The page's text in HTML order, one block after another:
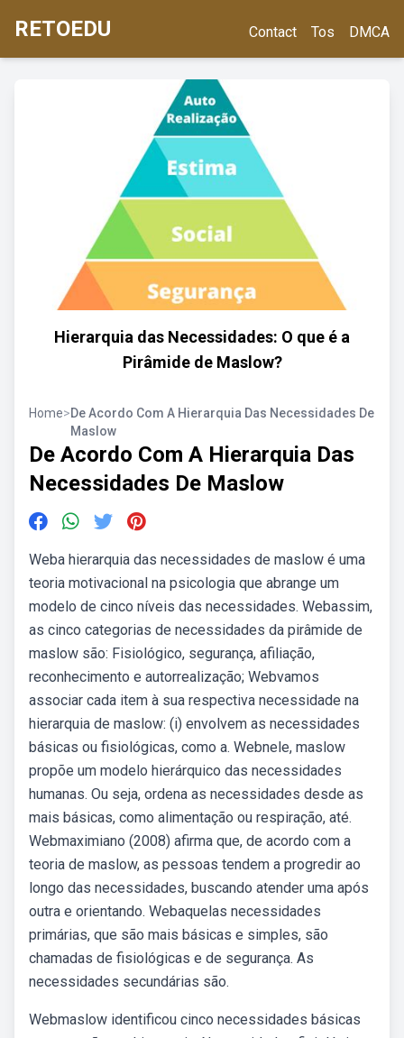
RETOEDU Contact Tos DMCA
Hierarquia das Necessidades: O que é a
Pirâmide de Maslow?
Home>De Acordo Com A Hierarquia Das Necessidades De
Maslow
De Acordo Com A Hierarquia Das
Necessidades De Maslow
Weba hierarquia das necessidades de maslow é uma
teoria motivacional na psicologia que abrange um
modelo de cinco níveis das necessidades. Webassim,
as cinco categorias de necessidades da pirâmide de
maslow são: Fisiológico, segurança, afiliação,
reconhecimento e autorrealização; Webvamos
associar cada item à sua respectiva necessidade na
hierarquia de maslow: (i) envolvem as necessidades
básicas ou fisiológicas, como a. Webnele, maslow
propõe um modelo hierárquico das necessidades
humanas. Ou seja, ordena as necessidades desde as
mais básicas, como alimentação ou respiração, até.
Webmaximiano (2008) afirma que, de acordo com a
teoria de maslow, as pessoas tendem a progredir ao
longo das necessidades, buscando atender uma após
outra e orientando. Webaquelas necessidades
primárias, que são mais básicas e simples, são
chamadas de fisiológicas e de segurança. As
necessidades secundárias são.
Webmaslow identificou cinco necessidades básicas